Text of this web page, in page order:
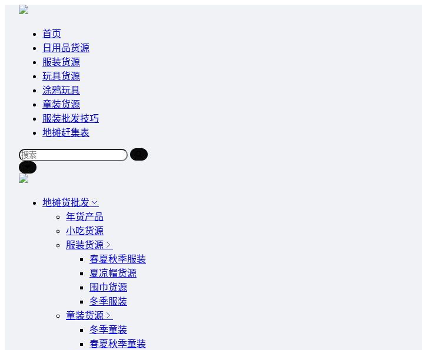
首页
日用品货源
服装货源
玩具货源
涂鸦玩具
童装货源
服装批发技巧
地摊赶集表
地摊货批发
年货产品
小吃货源
服装货源
春夏秋季服装
夏凉帽货源
围巾货源
冬季服装
童装货源
冬季童装
春夏秋季童装